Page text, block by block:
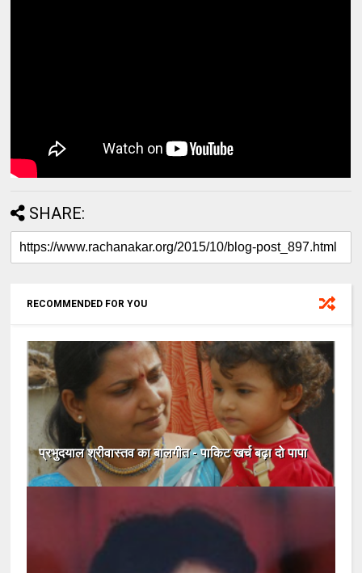
SHARE:
RECOMMENDED FOR YOU
प्रभुदयाल श्रीवास्तव का बालगीत - पाकिट खर्च बढ़ा दो पापा